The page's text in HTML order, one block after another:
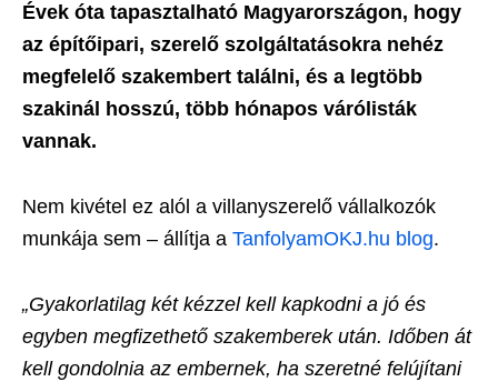
Évek óta tapasztalható Magyarországon, hogy
az építőipari, szerelő szolgáltatásokra nehéz
megfelelő szakembert találni, és a legtöbb
szakinál hosszú, több hónapos várólisták
vannak.
Nem kivétel ez alól a villanyszerelő vállalkozók
munkája sem – állítja a TanfolyamOKJ.hu blog.
„Gyakorlatilag két kézzel kell kapkodni a jó és
egyben megfizethető szakemberek után. Időben át
kell gondolnia az embernek, ha szeretné felújítani